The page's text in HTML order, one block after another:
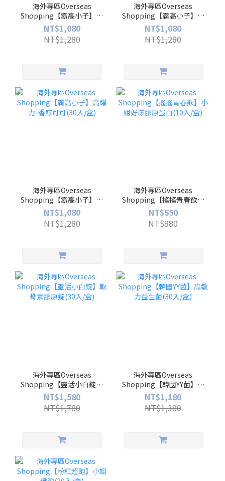
海外專區Overseas
Shopping【霸高小子】高
躍力-草莓優格(30入/盒)
NT$1,080
NT$1,280
海外專區Overseas
Shopping【霸高小子】高
躍力-焦糖醇奶(30入/盒)
NT$1,080
NT$1,280
海外專區Overseas
Shopping【霸高小子】高
躍力-香醇可可(30入/盒)
NT$1,080
NT$1,280
海外專區Overseas
Shopping【搖搖青春飲】
小姐好漾膠原蛋白(10入/
盒)
NT$550
NT$880
海外專區Overseas
Shopping【靈活小白錠】
軟骨素膠原錠(30入/盒)
NT$1,580
NT$1,780
海外專區Overseas
Shopping【韓國YY菌】高
敏力益生菌(30入/盒)
NT$1,180
NT$1,380